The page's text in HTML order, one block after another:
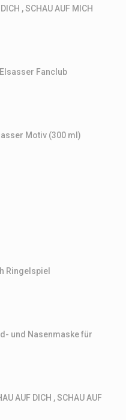
, SCHAU AUF MICH
Fanclub
Motiv (300 ml)
Ringelspiel
und Nasenmaske für
AUF DICH , SCHAU AUF